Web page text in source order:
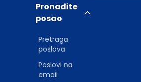
Pronađite
posao
Pretraga
poslova
Poslovi na
email